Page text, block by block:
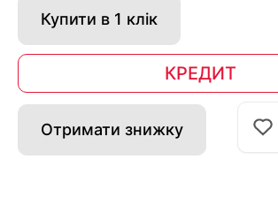
Купити в 1 клік
КРЕДИТ
Отримати знижку